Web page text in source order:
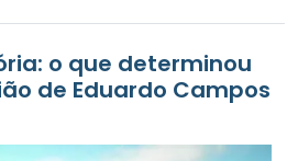
o que determinou
de Eduardo Campos